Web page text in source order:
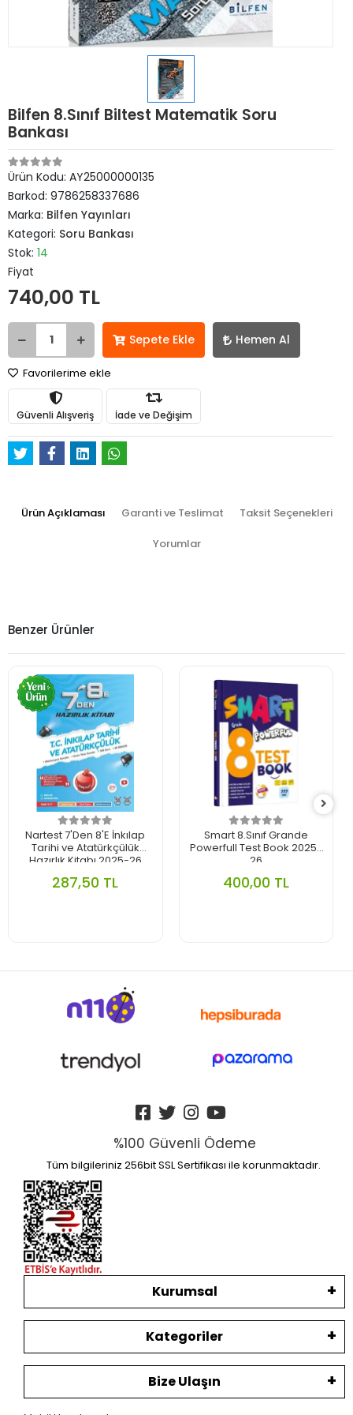
Bilfen 8.Sınıf Biltest Matematik Soru
Bankası
Ürün Kodu: AY25000000135
Barkod: 9786258337686
Marka: Bilfen Yayınları
Kategori: Soru Bankası
Stok: 14
Fiyat
740,00 TL
Sepete Ekle Hemen Al
Favorilerime ekle
Güvenli Alışveriş İade ve Değişim
Ürün Açıklaması Garanti ve Teslimat Taksit Seçenekleri
Yorumlar
Benzer Ürünler
Nartest 7'Den 8'E İnkılap
Tarihi ve Atatürkçülük
Hazırlık Kitabı 2025-26
287,50 TL
Smart 8.Sınıf Grande
Powerfull Test Book 2025-
26
400,00 TL
%100 Güvenli Ödeme
Tüm bilgileriniz 256bit SSL Sertifikası ile korunmaktadır.
Kurumsal
Kategoriler
Bize Ulaşın